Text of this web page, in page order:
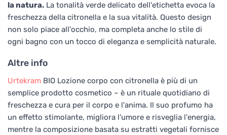
la natura. La tonalità verde delicato dell'etichetta evoca la
freschezza della citronella e la sua vitalità. Questo design
non solo piace all'occhio, ma completa anche lo stile di
ogni bagno con un tocco di eleganza e semplicità naturale.
Altre info
Urtekram BIO Lozione corpo con citronella è più di un
semplice prodotto cosmetico – è un rituale quotidiano di
freschezza e cura per il corpo e l'anima. Il suo profumo ha
un effetto stimolante, migliora l'umore e risveglia l'energia,
mentre la composizione basata su estratti vegetali fornisce